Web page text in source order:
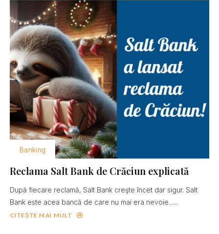
Banking
Reclama Salt Bank de Crăciun explicată
După fiecare reclamă, Salt Bank creşte încet dar sigur. Salt
Bank este acea bancă de care nu mai era nevoie......
CITEȘTE MAI MULT